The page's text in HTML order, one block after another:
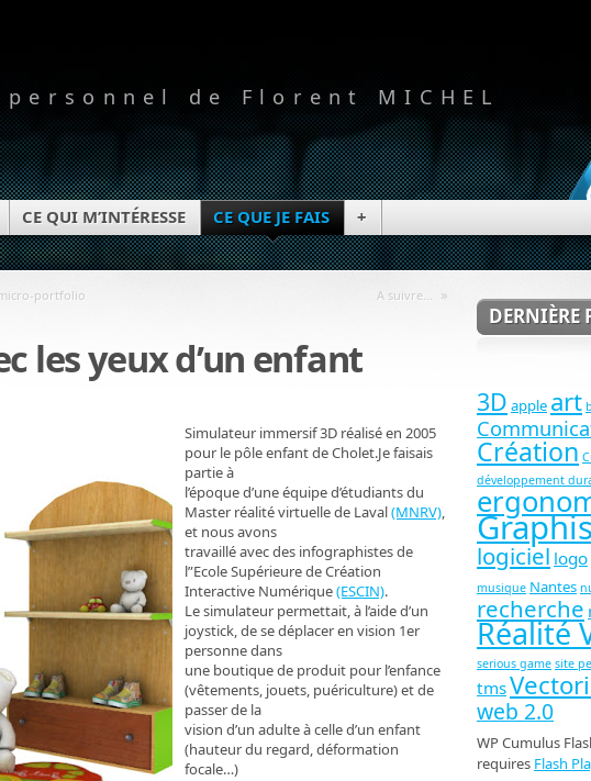
de Florent MICHEL
CE QUI M’INTÉRESSE CE QUE JE FAIS +
portfolio
A suivre… »
les yeux d’un enfant
Simulateur immersif 3D réalisé en 2005
pour le pôle enfant de Cholet.Je faisais
partie à
l’époque d’une équipe d’étudiants du
Master réalité virtuelle de Laval(MNRV),
et nous avons
travaillé avec des infographistes de
l”Ecole Supérieure de Création
Interactive Numérique(ESCIN).
Le simulateur permettait, à l’aide d’un
joystick, de se déplacer en vision 1er
personne dans
une boutique de produit pour l’enfance
(vêtements, jouets, puériculture) et de
passer de la
vision d’un adulte à celle d’un enfant
(hauteur du regard, déformation
focale…)
DERNIÈRE
3D apple art
Création
développement
logiciel logo
musique Nantes
recherche
Réalité
serious game site
tms
web 2.0
WP Cumulus
requires Flash